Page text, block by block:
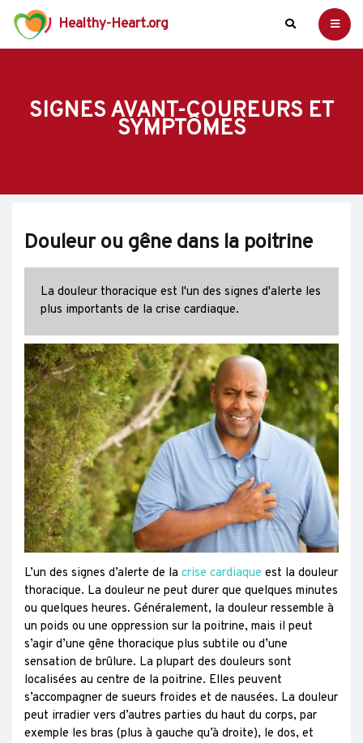
Healthy-Heart.org
SIGNES AVANT-COUREURS ET
SYMPTÔMES
Douleur ou gêne dans la poitrine
La douleur thoracique est l'un des signes d'alerte les
plus importants de la crise cardiaque.
L’un des signes d’alerte de la crise cardiaque est la douleur
thoracique. La douleur ne peut durer que quelques minutes
ou quelques heures. Généralement, la douleur ressemble à
un poids ou une oppression sur la poitrine, mais il peut
s’agir d’une gêne thoracique plus subtile ou d’une
sensation de brûlure. La plupart des douleurs sont
localisées au centre de la poitrine. Elles peuvent
s’accompagner de sueurs froides et de nausées. La douleur
peut irradier vers d’autres parties du haut du corps, par
exemple les bras (plus à gauche qu’à droite), le dos, et